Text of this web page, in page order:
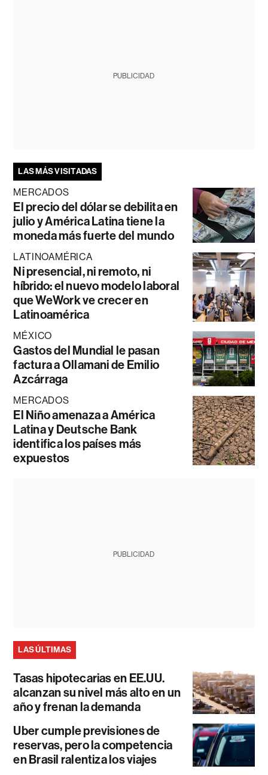
PUBLICIDAD
LAS MÁS VISITADAS
MERCADOS
El precio del dólar se debilita en
julio y América Latina tiene la
moneda más fuerte del mundo
LATINOAMÉRICA
Ni presencial, ni remoto, ni
híbrido: el nuevo modelo laboral
que WeWork ve crecer en
Latinoamérica
MÉXICO
Gastos del Mundial le pasan
factura a Ollamani de Emilio
Azcárraga
MERCADOS
El Niño amenaza a América
Latina y Deutsche Bank
identifica los países más
expuestos
PUBLICIDAD
LAS ÚLTIMAS
Tasas hipotecarias en EE.UU.
alcanzan su nivel más alto en un
año y frenan la demanda
Uber cumple previsiones de
reservas, pero la competencia
en Brasil ralentiza los viajes